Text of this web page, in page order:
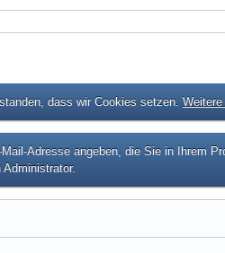
dass wir Cookies setzen.
Adresse angeben, die Sie in Ihrem